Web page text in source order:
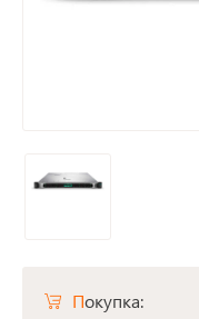
Покупка: